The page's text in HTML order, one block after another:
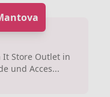
Store Outlet in
und Acces...